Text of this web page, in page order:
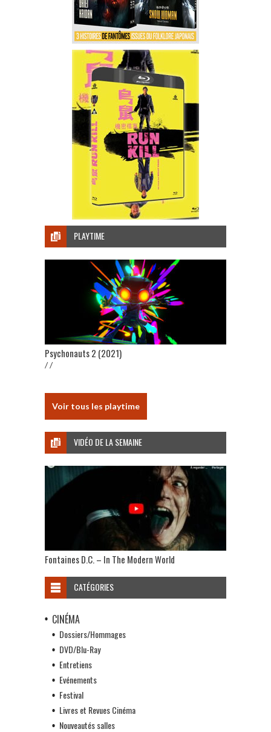
PLAYTIME
Psychonauts 2 (2021)
/ /
Voir tous les playtime
VIDÉO DE LA SEMAINE
Fontaines D.C. – In The Modern World
CATÉGORIES
CINÉMA
Dossiers/Hommages
DVD/Blu-Ray
Entretiens
Evénements
Festival
Livres et Revues Cinéma
Nouveautés salles